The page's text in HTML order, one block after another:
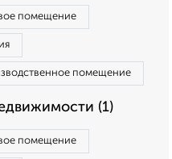
помещение
помещение
(1)
помещение